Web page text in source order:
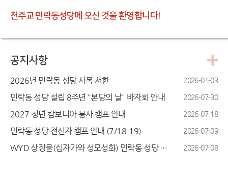
천주교 민락동성당에 오신 것을 환영합니다!
공지사항
2026년 민락동 성당 사목 서한 2026-01-03
민락동 성당 설립 8주년 "본당의 날" 바자회 안내 2026-07-30
2027 청년 캄보디아 봉사 캠프 안내 2026-07-18
민락동 성당 전신자 캠프 안내 (7/18-19) 2026-07-09
WYD 상징물(십자가와 성모성화) 민락동 성당 순례 안내 2026-07-08